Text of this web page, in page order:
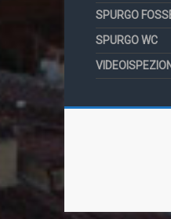
SPURGO
SPURGO WC
VIDEOISPEZIONI